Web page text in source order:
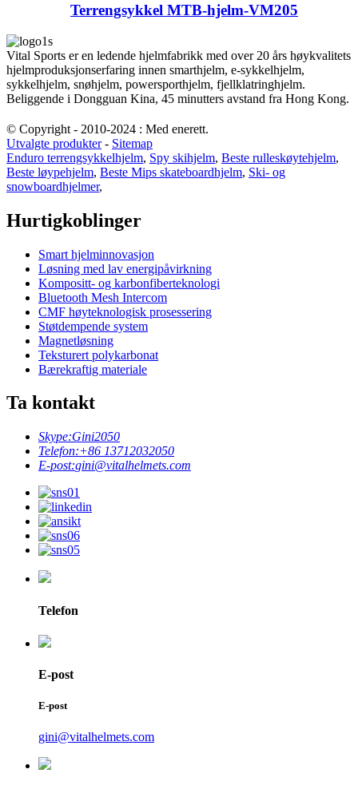
Terrengsykkel MTB-hjelm-VM205
Vital Sports er en ledende hjelmfabrikk med over 20 års høykvalitets
hjelmproduksjonserfaring innen smarthjelm, e-sykkelhjelm,
sykkelhjelm, snøhjelm, powersporthjelm, fjellklatringhjelm.
Beliggende i Dongguan Kina, 45 minutters avstand fra Hong Kong.
© Copyright - 2010-2024 : Med enerett.
Utvalgte produkter- Sitemap
Enduro terrengsykkelhjelm, Spy skihjelm, Beste rulleskøytehjelm,
Beste løypehjelm, Beste Mips skateboardhjelm, Ski- og
snowboardhjelmer,
Hurtigkoblinger
Smart hjelminnovasjon
Løsning med lav energipåvirkning
Kompositt- og karbonfiberteknologi
Bluetooth Mesh Intercom
CMF høyteknologisk prosessering
Støtdempende system
Magnetløsning
Teksturert polykarbonat
Bærekraftig materiale
Ta kontakt
Skype:Gini2050
Telefon:+86 13712032050
E-post:gini@vitalhelmets.com
Telefon
E-post
E-post
gini@vitalhelmets.com